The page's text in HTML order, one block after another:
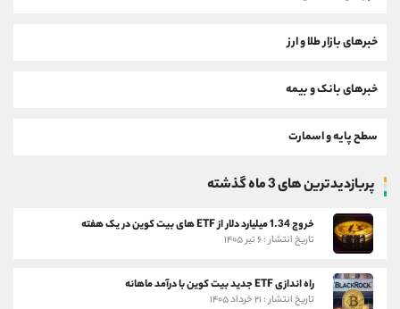
خبرهای بازار طلا و ارز
خبرهای بانک و بیمه
سطح پایه و اسمارت
پربازدیدترین های 3 ماه گذشته
خروج 1.34 میلیارد دلار از ETF های بیت کوین در یک هفته
تاریخ انتشار : ۶ تیر ۱۴۰۵
راه اندازی ETF جدید بیت کوین با درآمد ماهانه
تاریخ انتشار : ۲۱ خرداد ۱۴۰۵